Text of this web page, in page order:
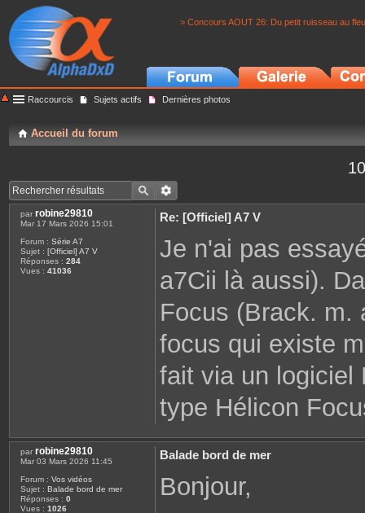
> Concours AOUT 26: Du petit ruisseau au
Raccourcis Sujets actifs Dernières photos
Accueil du forum
par robine29810
Mar 17 Mars 2026 15:01
Forum : Série A7
Sujet : [Officiel] A7 V
Réponses : 284
Vues : 41036
Re: [Officiel] A7 V
Je n'ai pas
a7Cii là aussi).
Focus (Brack. m.
focus qui existe
fait via un logiciel
type Hélicon
par robine29810
Mar 03 Mars 2026 11:45
Forum : Vos vidéos
Sujet : Balade bord de mer
Réponses : 0
Vues : 1026
Balade bord de mer
Bonjour,